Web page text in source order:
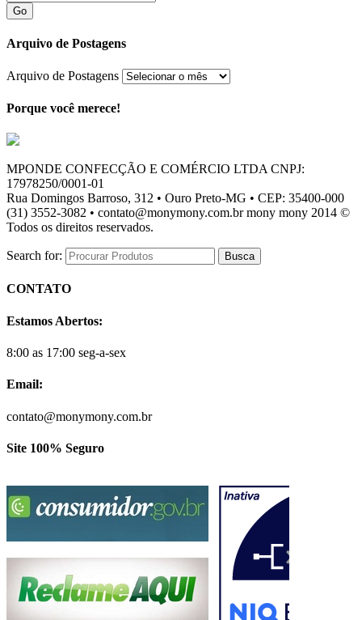
Go
Arquivo de Postagens
Arquivo de Postagens
Porque você merece!
MPONDE CONFECÇÃO E COMÉRCIO LTDA CNPJ:
17978250/0001-01
Rua Domingos Barroso, 312 • Ouro Preto-MG • CEP: 35400-000
(31) 3552-3082 • contato@monymony.com.br mony mony 2014 ©
Todos os direitos reservados.
Search for:
CONTATO
Estamos Abertos:
8:00 as 17:00 seg-a-sex
Email:
contato@monymony.com.br
Site 100% Seguro